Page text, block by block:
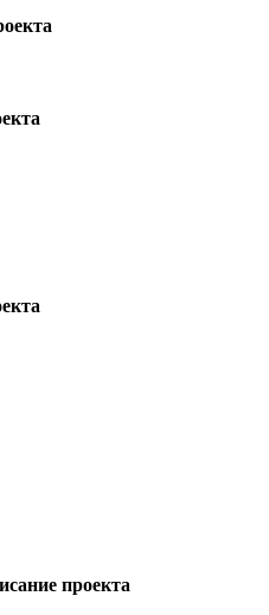
проекта